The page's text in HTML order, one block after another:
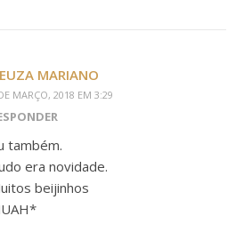
MARIANO
MARÇO, 2018 EM 3:29
também.
era novidade.
beijinhos